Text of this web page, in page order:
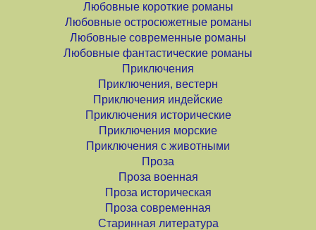
Любовные короткие романы
Любовные остросюжетные романы
Любовные современные романы
Любовные фантастические романы
Приключения
Приключения, вестерн
Приключения индейские
Приключения исторические
Приключения морские
Приключения с животными
Проза
Проза военная
Проза историческая
Проза современная
Старинная литература